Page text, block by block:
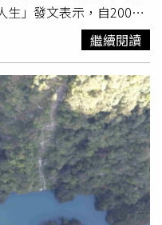
費。於現場拍照並上傳
台中」打卡地標，
獲贈「ZERO 零感肌瞬
每日限量 20 份，送完
隆手創館 LaLaport 台中
消費滿 NT$299，即可
浪漫微醺頰彩霜禮盒（10
妝霜mini 4 入禮盒」...
一次，不得跨張合併累
。（圖／品牌提供）
生」發文表示，自2008
集中於0050。他強調，
，而是希望在市場下跌
盤更多，讓投資過程維持
的心理壓力。他表示，許
較上，當自己的績效優於
人的績效更高，則容易認
歸自身策略。他認為，若
投資判斷，也可能偏離投
的並非追求最高獲利，
正常生活，不因股價波動
繼續閱讀